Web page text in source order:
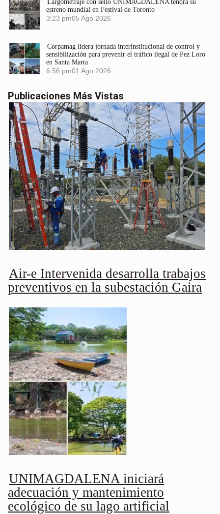
Largometraje con sello UNIMAGDALENA tendrá su
estreno mundial en Festival de Toronto
3:23 pm05 Ago 2026
Corpamag lidera jornada interinstitucional de control y
sensibilización para prevenir el tráfico ilegal de Pez Loro
en Santa Marta
6:56 pm01 Ago 2026
Publicaciones Más Vistas
Air-e Intervenida desarrolla trabajos
preventivos en la subestación Gaira
UNIMAGDALENA iniciará
adecuación y mantenimiento
ecológico de su lago artificial